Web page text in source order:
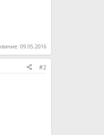
09.05.2016
#2